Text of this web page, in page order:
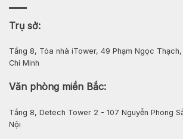
Trụ sở:
Tầng 8, Tòa nhà iTower, 49 Phạm Ngọc
Chí Minh
Văn phòng miền Bắc:
Tầng 8, Detech Tower 2 - 107 Nguyễn Phong
Nội